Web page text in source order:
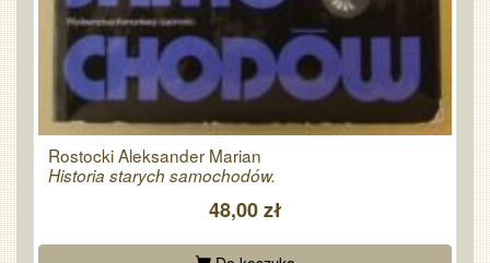
Rostocki Aleksander Marian
Historia starych samochodów.
48,00 zł